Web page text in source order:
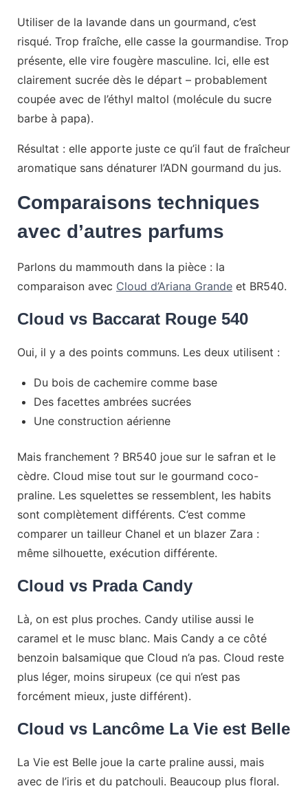
Utiliser de la lavande dans un gourmand, c’est
risqué. Trop fraîche, elle casse la gourmandise. Trop
présente, elle vire fougère masculine. Ici, elle est
clairement sucrée dès le départ – probablement
coupée avec de l’éthyl maltol (molécule du sucre
barbe à papa).
Résultat : elle apporte juste ce qu’il faut de fraîcheur
aromatique sans dénaturer l’ADN gourmand du jus.
Comparaisons techniques
avec d’autres parfums
Parlons du mammouth dans la pièce : la
comparaison avec Cloud d’Ariana Grande et BR540.
Cloud vs Baccarat Rouge 540
Oui, il y a des points communs. Les deux utilisent :
Du bois de cachemire comme base
Des facettes ambrées sucrées
Une construction aérienne
Mais franchement ? BR540 joue sur le safran et le
cèdre. Cloud mise tout sur le gourmand coco-
praline. Les squelettes se ressemblent, les habits
sont complètement différents. C’est comme
comparer un tailleur Chanel et un blazer Zara :
même silhouette, exécution différente.
Cloud vs Prada Candy
Là, on est plus proches. Candy utilise aussi le
caramel et le musc blanc. Mais Candy a ce côté
benzoin balsamique que Cloud n’a pas. Cloud reste
plus léger, moins sirupeux (ce qui n’est pas
forcément mieux, juste différent).
Cloud vs Lancôme La Vie est Belle
La Vie est Belle joue la carte praline aussi, mais
avec de l’iris et du patchouli. Beaucoup plus floral.